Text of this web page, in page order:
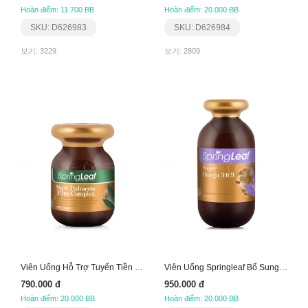
Hoàn điểm: 11.700 BB
SKU: D626983
보기: 3229
Hoàn điểm: 20.000 BB
SKU: D626984
보기: 2809
Viên Uống Hỗ Trợ Tuyến Tiền Liệt Nam Giới
790.000 đ
Hoàn điểm: 20.000 BB
Viên Uống Springleaf Bổ Sung Omega 3, 6, 9
950.000 đ
Hoàn điểm: 20.000 BB